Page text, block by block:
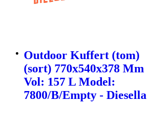
Outdoor Kuffert (tom)
(sort) 770x540x378 Mm
Vol: 157 L Model:
7800/B/Empty - Diesella